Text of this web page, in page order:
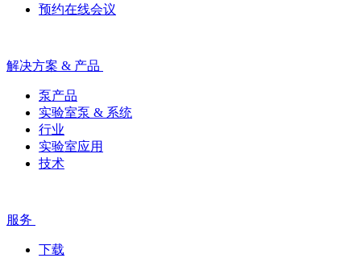
预约在线会议
解决方案 & 产品
泵产品
实验室泵 & 系统
行业
实验室应用
技术
服务
下载